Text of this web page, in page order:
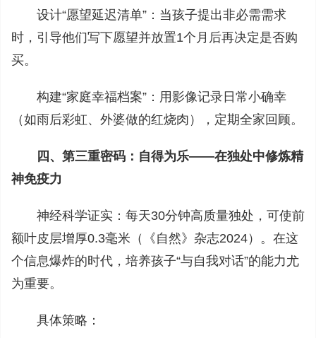
设计“愿望延迟清单”：当孩子提出非必需需求
时，引导他们写下愿望并放置1个月后再决定是否购
买。
构建“家庭幸福档案”：用影像记录日常小确幸
（如雨后彩虹、外婆做的红烧肉），定期全家回顾。
四、第三重密码：自得为乐——在独处中修炼精
神免疫力
神经科学证实：每天30分钟高质量独处，可使前
额叶皮层增厚0.3毫米（《自然》杂志2024）。在这
个信息爆炸的时代，培养孩子“与自我对话”的能力尤
为重要。
具体策略：